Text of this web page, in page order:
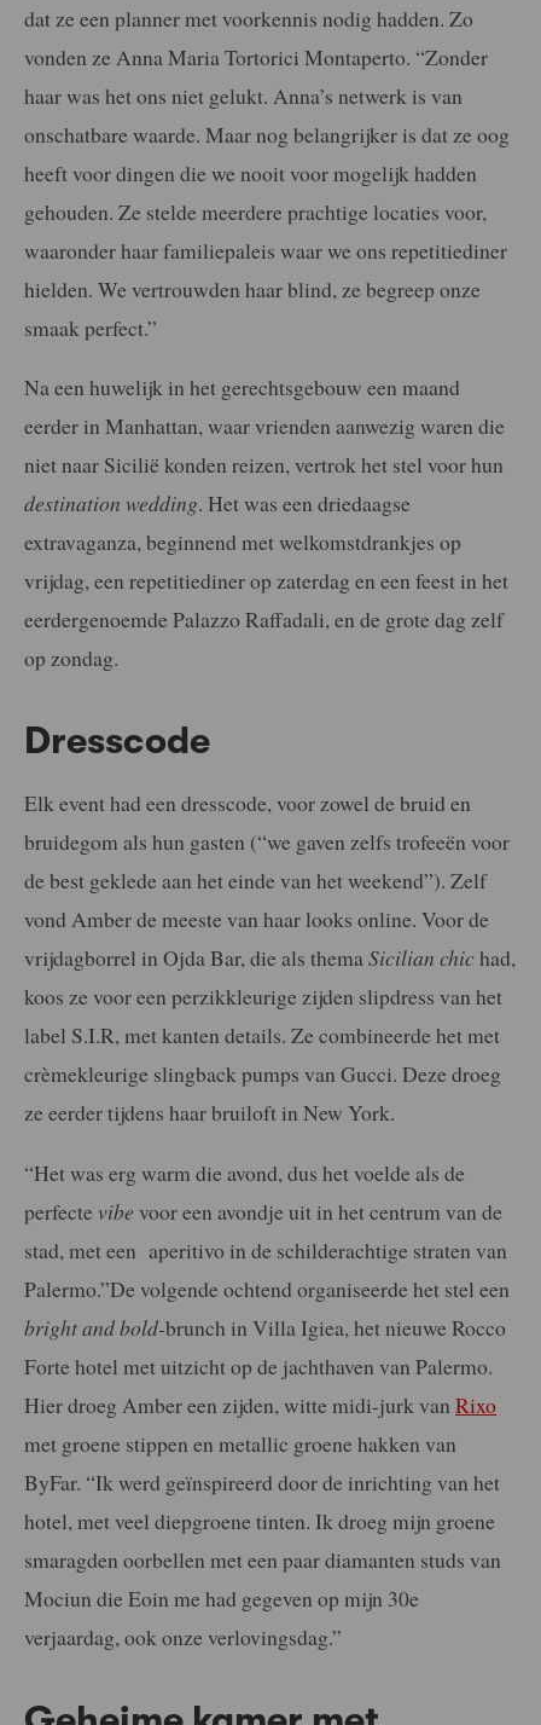
dat ze een planner met voorkennis nodig hadden. Zo
vonden ze Anna Maria Tortorici Montaperto. “Zonder
haar was het ons niet gelukt. Anna’s netwerk is van
onschatbare waarde. Maar nog belangrijker is dat ze oog
heeft voor dingen die we nooit voor mogelijk hadden
gehouden. Ze stelde meerdere prachtige locaties voor,
waaronder haar familiepaleis waar we ons repetitiediner
hielden. We vertrouwden haar blind, ze begreep onze
smaak perfect.”
Na een huwelijk in het gerechtsgebouw een maand
eerder in Manhattan, waar vrienden aanwezig waren die
niet naar Sicilië konden reizen, vertrok het stel voor hun
destination wedding. Het was een driedaagse
extravaganza, beginnend met welkomstdrankjes op
vrijdag, een repetitiediner op zaterdag en een feest in het
eerdergenoemde Palazzo Raffadali, en de grote dag zelf
op zondag.
Dresscode
Elk event had een dresscode, voor zowel de bruid en
bruidegom als hun gasten (“we gaven zelfs trofeeën voor
de best geklede aan het einde van het weekend”). Zelf
vond Amber de meeste van haar looks online. Voor de
vrijdagborrel in Ojda Bar, die als themaSicilian chichad,
koos ze voor een perzikkleurige zijden slipdress van het
label S.I.R, met kanten details. Ze combineerde het met
crèmekleurige slingback pumps van Gucci. Deze droeg
ze eerder tijdens haar bruiloft in New York.
“Het was erg warm die avond, dus het voelde als de
perfecte vibe voor een avondje uit in het centrum van de
stad, met een aperitivo in de schilderachtige straten van
Palermo.”De volgende ochtend organiseerde het stel een
bright and bold-brunch in Villa Igiea, het nieuwe Rocco
Forte hotel met uitzicht op de jachthaven van Palermo.
Hier droeg Amber een zijden, witte midi-jurk van Rixo
met groene stippen en metallic groene hakken van
ByFar. “Ik werd geïnspireerd door de inrichting van het
hotel, met veel diepgroene tinten. Ik droeg mijn groene
smaragden oorbellen met een paar diamanten studs van
Mociun die Eoin me had gegeven op mijn 30e
verjaardag, ook onze verlovingsdag.”